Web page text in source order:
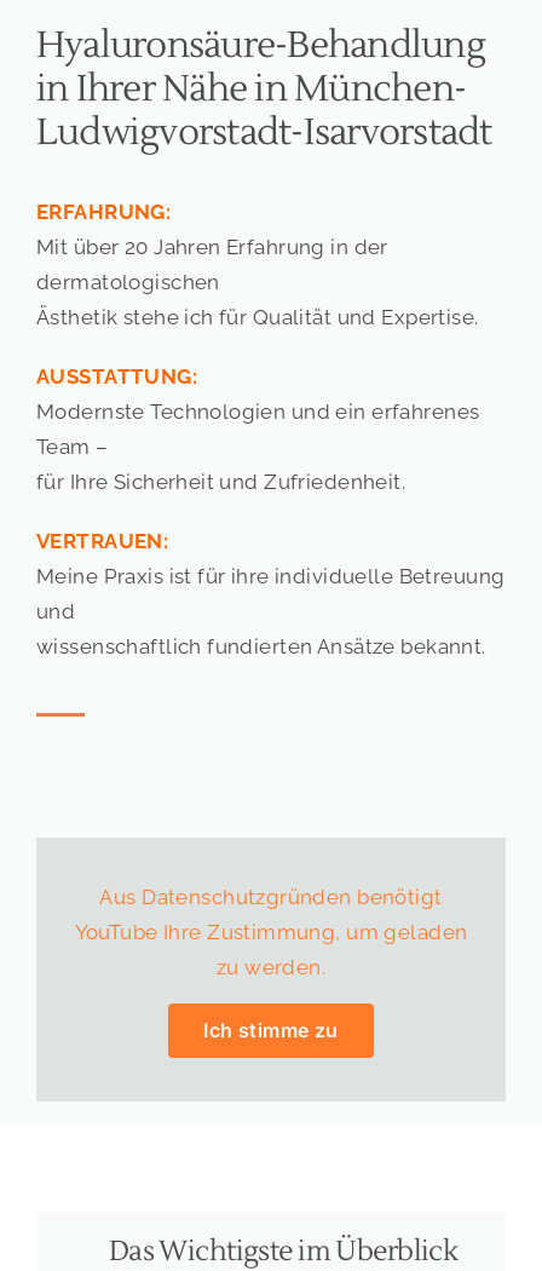
KONTAKT
Hyaluronsäure-Behandlung
in Ihrer Nähe in München-
Ludwigvorstadt-Isarvorstadt
ERFAHRUNG:
Mit über 20 Jahren Erfahrung in der
dermatologischen
Ästhetik stehe ich für Qualität und Expertise.
AUSSTATTUNG:
Modernste Technologien und ein erfahrenes
Team –
für Ihre Sicherheit und Zufriedenheit.
VERTRAUEN:
Meine Praxis ist für ihre individuelle Betreuung
und
wissenschaftlich fundierten Ansätze bekannt.
Aus Datenschutzgründen benötigt
YouTube Ihre Zustimmung, um geladen
zu werden.
Ich stimme zu
Das Wichtigste im Überblick